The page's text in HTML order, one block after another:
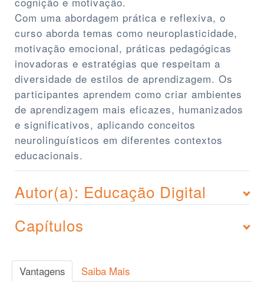
Com uma abordagem prática e reflexiva, o
curso aborda temas como neuroplasticidade,
motivação emocional, práticas pedagógicas
inovadoras e estratégias que respeitam a
diversidade de estilos de aprendizagem. Os
participantes aprendem como criar ambientes
de aprendizagem mais eficazes, humanizados
e significativos, aplicando conceitos
neurolinguísticos em diferentes contextos
educacionais.
Autor(a): Educação Digital
Capítulos
Vantagens Saiba Mais